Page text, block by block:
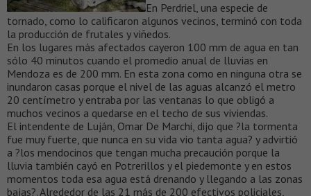
En Perdriel, una especie de
tornado, como lo calificaron algunos vecinos, terminó con toda
la producción de frutales y viñedos.
En los lugares más afectados cayeron 100 mm de agua en tan
sólo 40 minutos cuando el promedio anual de lluvias en
Mendoza es de 200 mm. En esta zona como en ninguna otra se
inundaron casas porque el nivel de las aguas alcanzó el metro
20 centímetro y entraba por las ventanas lo que obligó a
muchos vecinos a quedarse en el techo de sus viviendas.
El intendente de Luján, Omar De Marchi, dijo que ?la tormenta
fue muy fuerte, que nunca en su vida vio tanta agua? y advirtió
a ?los mendocinos que tengan mucha precaución porque la
lluvia también cayó en Potrerillos y el piedemonte y en estos
momentos toda esa agua está drenando y llegando a las zonas
bajas?. Alrededor de las 21 más de 200 efectivos policiales,